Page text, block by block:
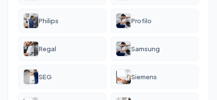
Philips Profilo
Regal Samsung
SEG Siemens